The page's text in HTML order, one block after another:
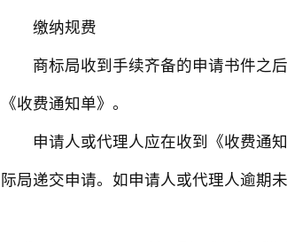
缴纳规费
商标局收到手续齐备的申请书件之后
《收费通知单》。
申请人或代理人应在收到《收费通知
际局递交申请。如申请人或代理人逾期